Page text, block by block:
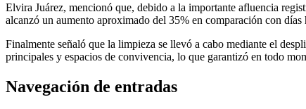
Elvira Juárez, mencionó que, debido a la importante afluencia
alcanzó un aumento aproximado del 35% en comparación con días
Finalmente señaló que la limpieza se llevó a cabo mediante el
principales y espacios de convivencia, lo que garantizó en todo
Navegación de entradas